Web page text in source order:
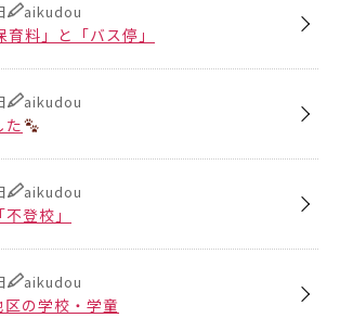
料」と「バス停」
aikudou
た
aikudou
登校」
aikudou
の学校・学童
aikudou